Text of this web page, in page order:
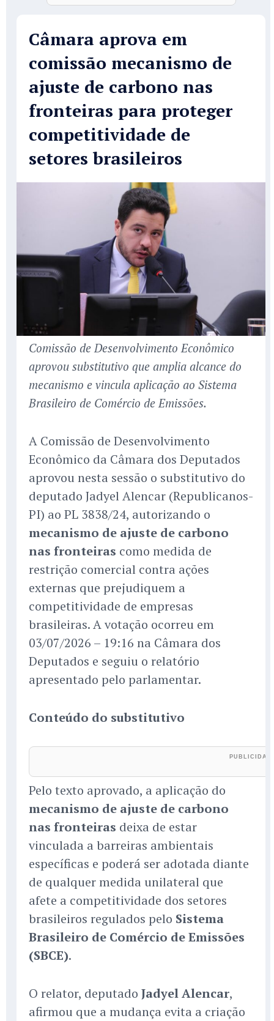
Câmara aprova em
comissão mecanismo de
ajuste de carbono nas
fronteiras para proteger
competitividade de
setores brasileiros
Comissão de Desenvolvimento Econômico
aprovou substitutivo que amplia alcance do
mecanismo e vincula aplicação ao Sistema
Brasileiro de Comércio de Emissões.
A Comissão de Desenvolvimento
Econômico da Câmara dos Deputados
aprovou nesta sessão o substitutivo do
deputado Jadyel Alencar (Republicanos-
PI) ao PL 3838/24, autorizando o
mecanismo de ajuste de carbono
nas fronteiras como medida de
restrição comercial contra ações
externas que prejudiquem a
competitividade de empresas
brasileiras. A votação ocorreu em
03/07/2026 – 19:16 na Câmara dos
Deputados e seguiu o relatório
apresentado pelo parlamentar.
Conteúdo do substitutivo
Pelo texto aprovado, a aplicação do
mecanismo de ajuste de carbono
nas fronteiras deixa de estar
vinculada a barreiras ambientais
específicas e poderá ser adotada diante
de qualquer medida unilateral que
afete a competitividade dos setores
brasileiros regulados pelo Sistema
Brasileiro de Comércio de Emissões
(SBCE).
O relator, deputado Jadyel Alencar,
afirmou que a mudança evita a criação